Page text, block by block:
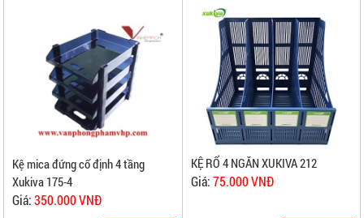
Kệ mica đứng cố định 4 tầng
Xukiva 175-4
Giá:350.000 VNĐ
KỆ RỔ 4 NGĂN XUKIVA 212
Giá:75.000 VNĐ